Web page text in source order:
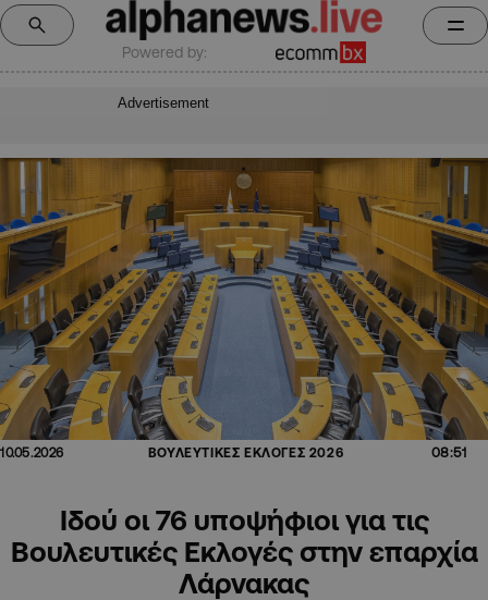
Powered by:
Advertisement
10.05.2026 ΒΟΥΛΕΥΤΙΚΕΣ ΕΚΛΟΓΕΣ 2026 08:51
Ιδού οι 76 υποψήφιοι για τις
Βουλευτικές Εκλογές στην επαρχία
Λάρνακας